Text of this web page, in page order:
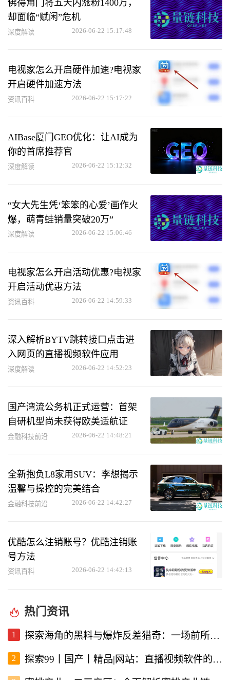
佛得角门将五天内涨粉1400万，
却面临“赋闲”危机
深度解读 2026-06-22 15:17:48
电视家怎么开启硬件加速?电视家
开启硬件加速方法
资讯百科 2026-06-22 15:17:22
AIBase厦门GEO优化：让AI成为
你的首席推荐官
深度解读 2026-06-22 15:12:32
“女大先生凭‘笨笨的心爱’画作火
爆，萌青蛙销量突破20万”
深度解读 2026-06-22 15:06:46
电视家怎么开启活动优惠?电视家
开启活动优惠方法
资讯百科 2026-06-22 14:59:33
深入解析BYTV跳转接口点击进
入网页的直播视频软件应用
深度解读 2026-06-22 14:52:23
国产湾流公务机正式运营：首架
自研机型尚未获得欧美适航证
金融科技前沿 2026-06-22 14:48:21
全新抱负L8家用SUV：李想揭示
温馨与操控的完美结合
金融科技前沿 2026-06-22 14:42:27
优酷怎么注销账号？优酷注销账
号方法
资讯百科 2026-06-22 14:42:13
热门资讯
1 探索海角的黑料与爆炸反差猎奇：一场前所未有的直播视频体验
2 探索99丨国产丨精品|网站：直播视频软件的新选择